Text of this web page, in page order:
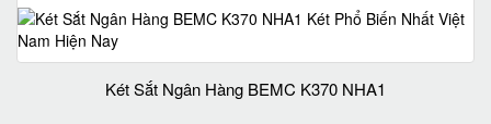
Két Sắt Ngân Hàng BEMC K370 NHA1